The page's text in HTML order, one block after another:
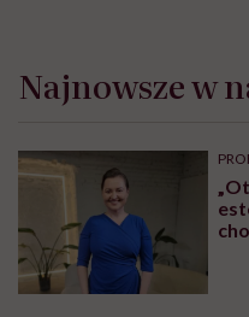
Najnowsze w